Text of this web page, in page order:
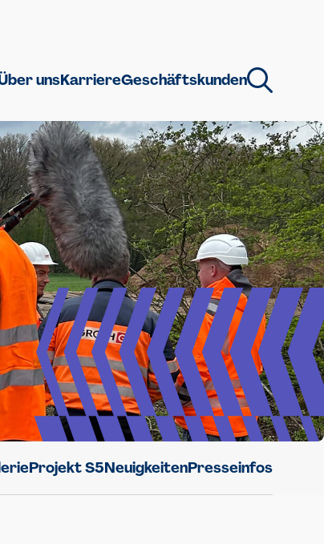
unsKarriereGeschäftskunden
Projekt S5NeuigkeitenPresseinfos